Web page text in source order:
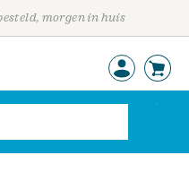
morgen in huis